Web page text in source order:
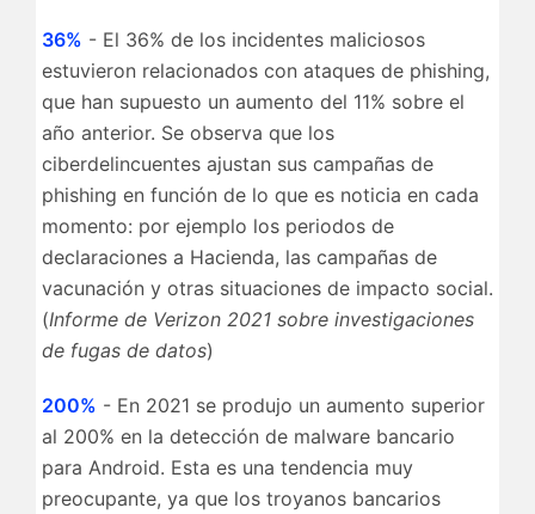
36% - El 36% de los incidentes maliciosos
estuvieron relacionados con ataques de phishing,
que han supuesto un aumento del 11% sobre el
año anterior. Se observa que los
ciberdelincuentes ajustan sus campañas de
phishing en función de lo que es noticia en cada
momento: por ejemplo los periodos de
declaraciones a Hacienda, las campañas de
vacunación y otras situaciones de impacto social.
(Informe de Verizon 2021 sobre investigaciones
de fugas de datos)
200% - En 2021 se produjo un aumento superior
al 200% en la detección de malware bancario
para Android. Esta es una tendencia muy
preocupante, ya que los troyanos bancarios